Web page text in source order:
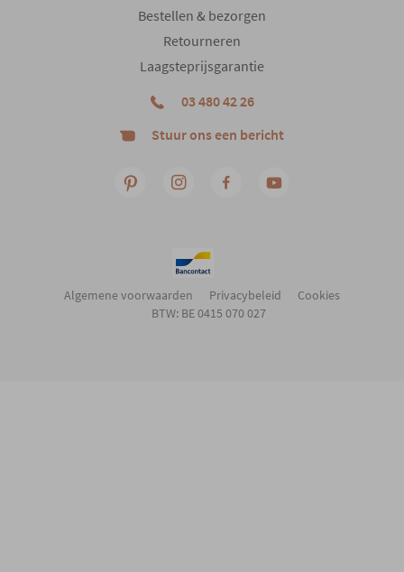
Bestellen & bezorgen
Retourneren
Laagsteprijsgarantie
03 480 42 26
Stuur ons een bericht
Algemene voorwaarden Privacybeleid
Cookies
BTW: BE 0415 070 027